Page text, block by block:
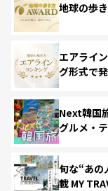
地球の歩
エアライ
グ形式で
Next韓国
グルメ・
旬な“あの
載 MY